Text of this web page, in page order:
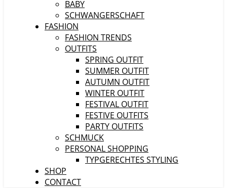
BABY
SCHWANGERSCHAFT
FASHION
FASHION TRENDS
OUTFITS
SPRING OUTFIT
SUMMER OUTFIT
AUTUMN OUTFIT
WINTER OUTFIT
FESTIVAL OUTFIT
FESTIVE OUTFITS
PARTY OUTFITS
SCHMUCK
PERSONAL SHOPPING
TYPGERECHTES STYLING
SHOP
CONTACT